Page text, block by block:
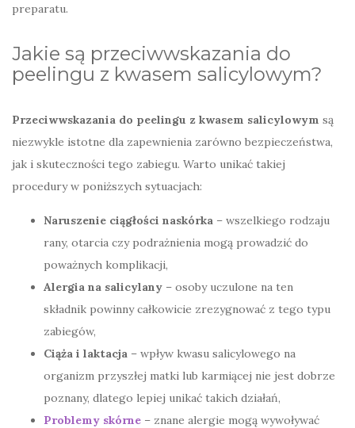
preparatu.
Jakie są przeciwwskazania do
peelingu z kwasem salicylowym?
Przeciwwskazania do peelingu z kwasem salicylowym są
niezwykle istotne dla zapewnienia zarówno bezpieczeństwa,
jak i skuteczności tego zabiegu. Warto unikać takiej
procedury w poniższych sytuacjach:
Naruszenie ciągłości naskórka – wszelkiego rodzaju
rany, otarcia czy podrażnienia mogą prowadzić do
poważnych komplikacji,
Alergia na salicylany – osoby uczulone na ten
składnik powinny całkowicie zrezygnować z tego typu
zabiegów,
Ciąża i laktacja – wpływ kwasu salicylowego na
organizm przyszłej matki lub karmiącej nie jest dobrze
poznany, dlatego lepiej unikać takich działań,
Problemy skórne – znane alergie mogą wywoływać